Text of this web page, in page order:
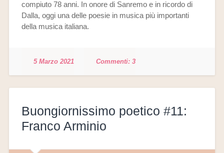
compiuto 78 anni. In onore di Sanremo e in ricordo di
Dalla, oggi una delle poesie in musica più importanti
della musica italiana.
5 Marzo 2021 3
Buongiornissimo poetico #11:
Franco Arminio